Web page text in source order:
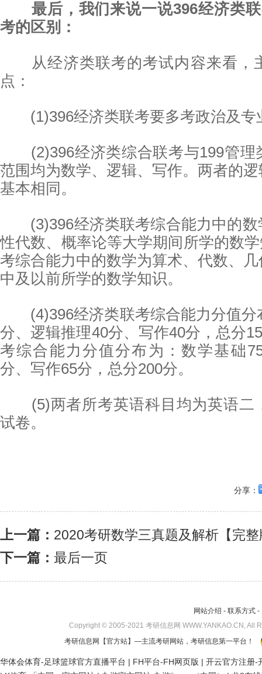
最后，我们来说一说396经济类
考的区别：
从经济类联考的考试内容来看，
点：
(1)396经济类联考要多考政治及专
(2)396经济类综合联考与199管理
范围均为数学、逻辑、写作。两者的
基本相同。
(3)396经济类联考综合能力中的数
性代数、概率论等大学期间所学的数
考综合能力中的数学为算术、代数、
中及以前所学的数学知识。
(4)396经济类联考综合能力分值分
分、逻辑推理40分、写作40分，总分
考综合能力分值分布为：数学基础
分、写作65分，总分200分。
(5)两者所考英语科目均为英语二
试卷。
分享：
上一篇： 2020考研数学三真题及解析【完
下一篇： 最后一页
网站介绍 - 联系方式 -
Copyright © 2005-2021 考研信息网 WWW.YANKAO.CN,
考研信息网
【官方站】—主流考研网站，考研信息第一平台！
华体会体育-足球篮球官方直播平台 | FH平台-FH网页版 | 开云官方注册-